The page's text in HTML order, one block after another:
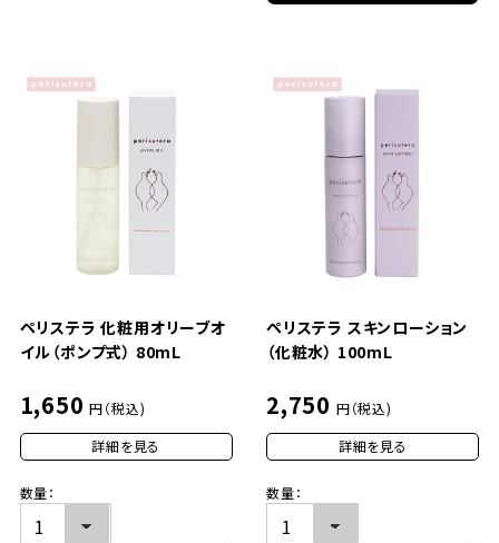
ペリステラ 化粧用オリーブオ
イル（ポンプ式） 80mL
1,650 円（税込)
詳細を見る
数量：
ペリステラ スキンローション
（化粧水） 100mL
2,750 円（税込)
詳細を見る
数量：